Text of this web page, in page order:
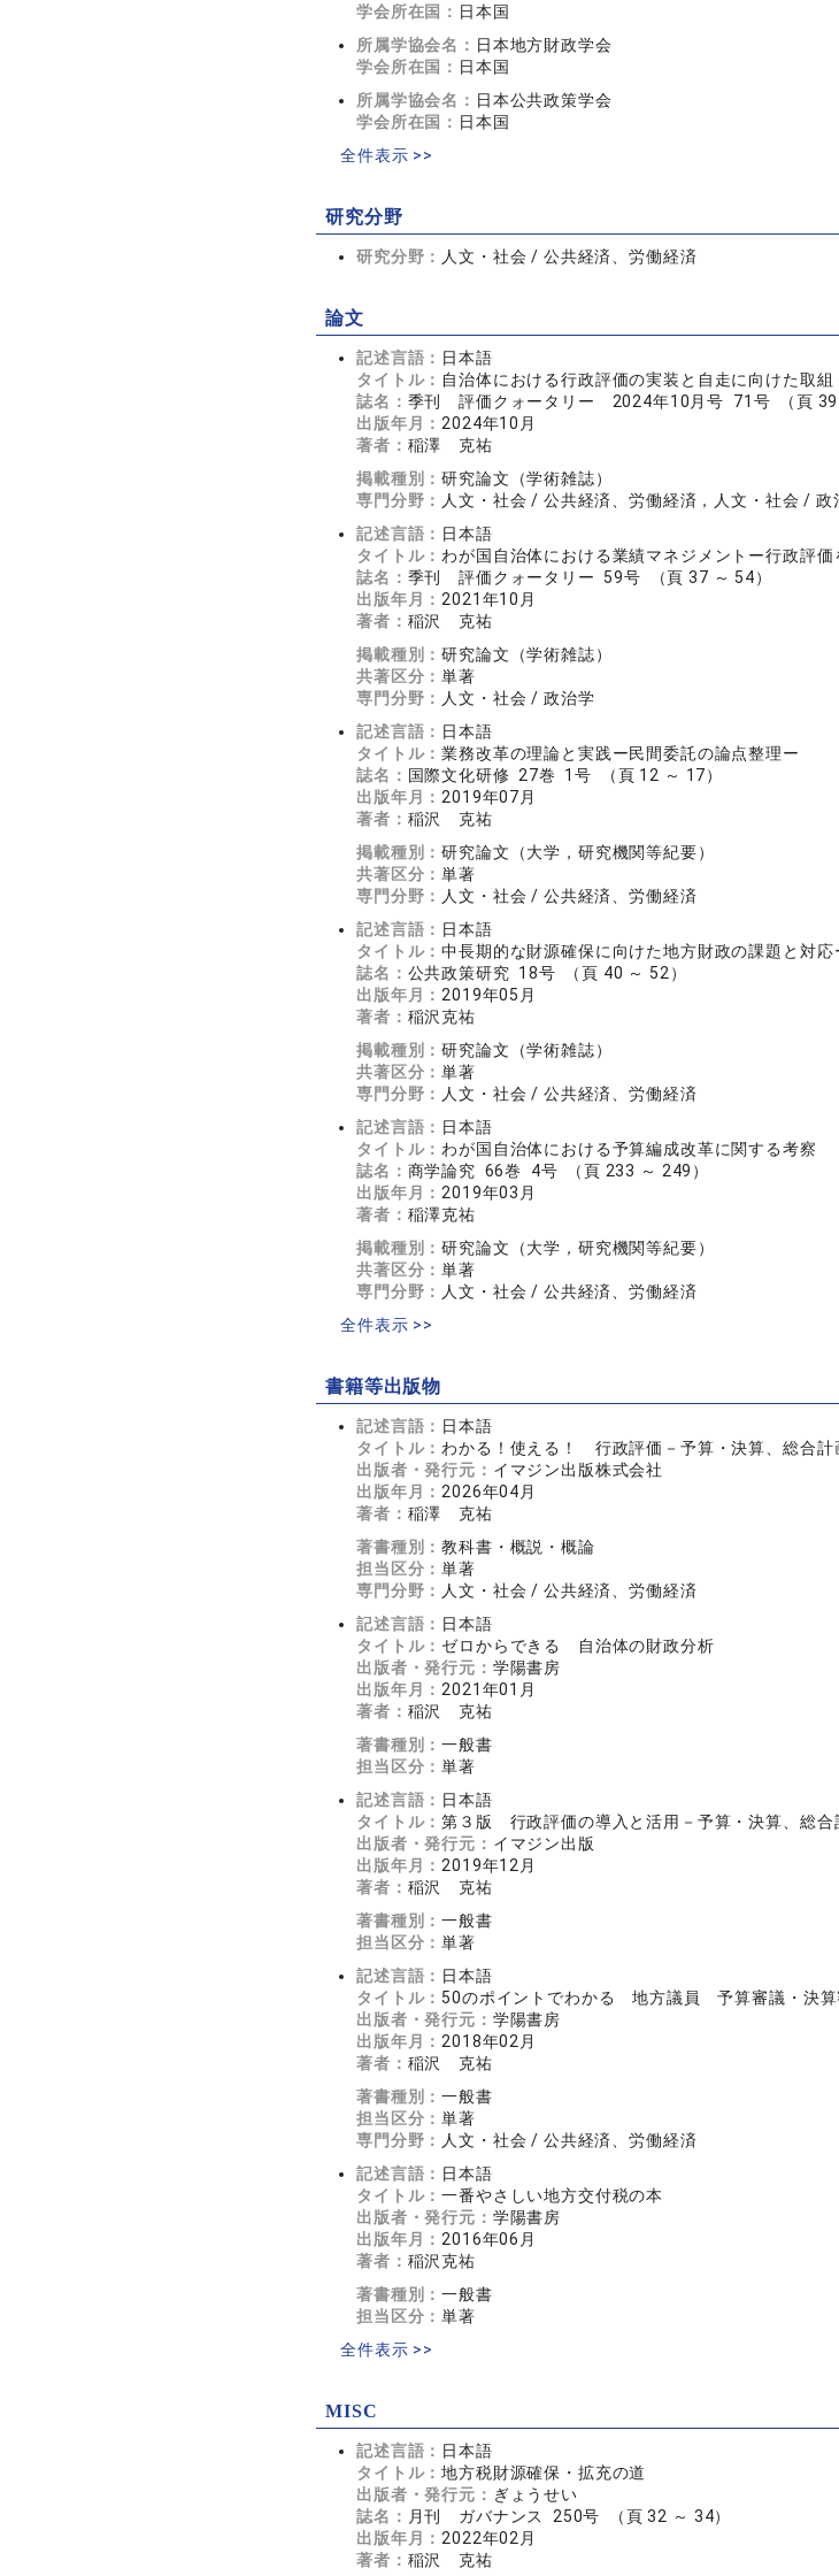
学会所在国： 日本国
所属学協会名： 日本地方財政学会
学会所在国： 日本国
所属学協会名： 日本公共政策学会
学会所在国： 日本国
全件表示 >>
研究分野
研究分野： 人文・社会 / 公共経済、労働経済
論文
記述言語： 日本語
タイトル： 自治体における行政評価の実装と自走に向けた取
誌名： 季刊 評価クォータリー 2024年10月号 71号 （頁 39
出版年月： 2024年10月
著者： 稲澤 克祐
掲載種別：研究論文（学術雑誌）
専門分野： 人文・社会 / 公共経済、労働経済，人文・社会 / 政
記述言語： 日本語
タイトル： わが国自治体における業績マネジメントー行政評
誌名： 季刊 評価クォータリー 59号 （頁 37 ～ 54）
出版年月： 2021年10月
著者： 稲沢 克祐
掲載種別：研究論文（学術雑誌）
共著区分：単著
専門分野： 人文・社会 / 政治学
記述言語： 日本語
タイトル：業務改革の理論と実践ー民間委託の論点整理ー
誌名： 国際文化研修 27巻 1号 （頁 12 ～ 17）
出版年月： 2019年07月
著者： 稲沢 克祐
掲載種別：研究論文（大学，研究機関等紀要）
共著区分：単著
専門分野： 人文・社会 / 公共経済、労働経済
記述言語： 日本語
タイトル：中長期的な財源確保に向けた地方財政の課題と対
誌名： 公共政策研究 18号 （頁 40 ～ 52）
出版年月： 2019年05月
著者： 稲沢克祐
掲載種別：研究論文（学術雑誌）
共著区分：単著
専門分野： 人文・社会 / 公共経済、労働経済
記述言語： 日本語
タイトル： わが国自治体における予算編成改革に関する考察
誌名： 商学論究 66巻 4号 （頁 233 ～ 249）
出版年月： 2019年03月
著者： 稲澤克祐
掲載種別：研究論文（大学，研究機関等紀要）
共著区分：単著
専門分野： 人文・社会 / 公共経済、労働経済
全件表示 >>
書籍等出版物
記述言語： 日本語
タイトル： わかる！使える！ 行政評価－予算・決算、総合計
出版者・発行元： イマジン出版株式会社
出版年月： 2026年04月
著者： 稲澤 克祐
著書種別：教科書・概説・概論
担当区分：単著
専門分野： 人文・社会 / 公共経済、労働経済
記述言語： 日本語
タイトル： ゼロからできる 自治体の財政分析
出版者・発行元： 学陽書房
出版年月： 2021年01月
著者： 稲沢 克祐
著書種別：一般書
担当区分：単著
記述言語： 日本語
タイトル：第３版 行政評価の導入と活用－予算・決算、総合
出版者・発行元： イマジン出版
出版年月： 2019年12月
著者： 稲沢 克祐
著書種別：一般書
担当区分：単著
記述言語： 日本語
タイトル： 50のポイントでわかる 地方議員 予算審議・決算
出版者・発行元： 学陽書房
出版年月： 2018年02月
著者： 稲沢 克祐
著書種別：一般書
担当区分：単著
専門分野： 人文・社会 / 公共経済、労働経済
記述言語： 日本語
タイトル：一番やさしい地方交付税の本
出版者・発行元： 学陽書房
出版年月： 2016年06月
著者： 稲沢克祐
著書種別：一般書
担当区分：単著
全件表示 >>
MISC
記述言語： 日本語
タイトル：地方税財源確保・拡充の道
出版者・発行元： ぎょうせい
誌名： 月刊 ガバナンス 250号 （頁 32 ～ 34）
出版年月： 2022年02月
著者： 稲沢 克祐